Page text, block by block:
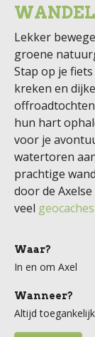
Lekker
groene
Stap op je
kreken en
hun hart
voor je
watertoren
prachtige
door de
veel geocaches
Waar?
In en om Axel
Wanneer?
Altijd toegankelijk